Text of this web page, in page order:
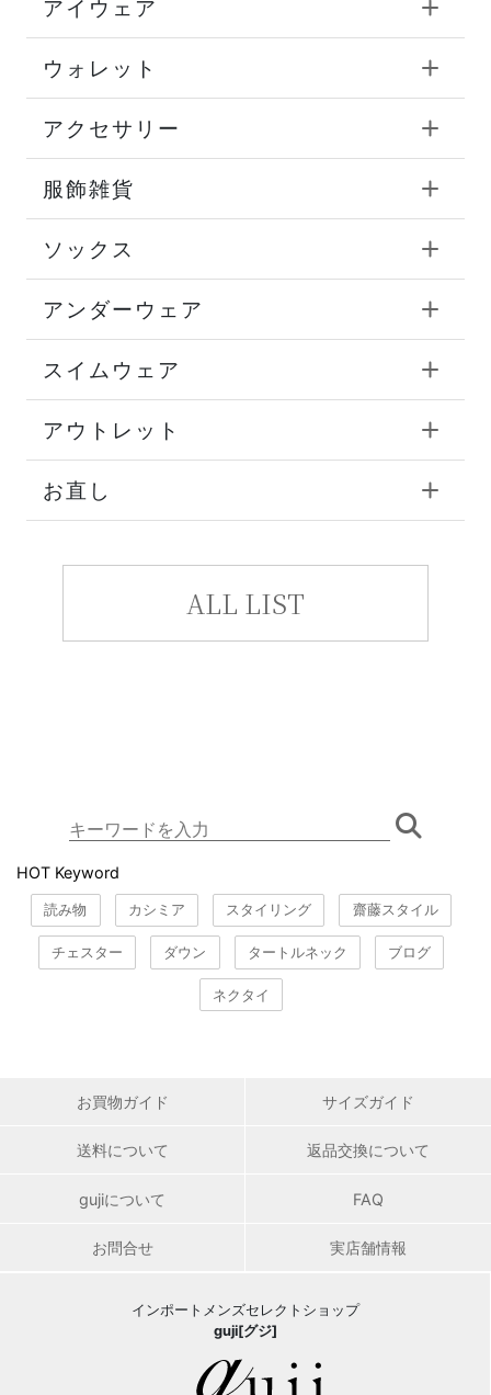
アイウェア
ウォレット
アクセサリー
服飾雑貨
ソックス
アンダーウェア
スイムウェア
アウトレット
お直し
ALL LIST
HOT Keyword
読み物 カシミア スタイリング 齋藤スタイル
チェスター ダウン タートルネック ブログ
ネクタイ
お買物ガイド サイズガイド
送料について 返品交換について
gujiについて FAQ
お問合せ 実店舗情報
インポートメンズセレクトショップ
guji[グジ]